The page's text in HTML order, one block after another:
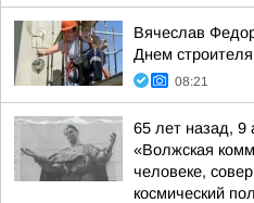
Вячеслав
Днем
08:21
65 лет назад, 9
«Волжская
человеке,
космический